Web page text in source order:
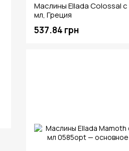
Маслины Ellada Colossal с
мл, Греция
537.84 грн